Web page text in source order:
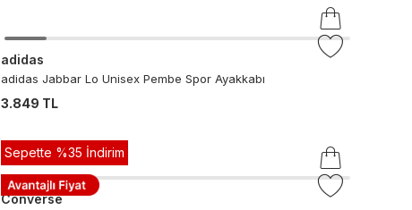
adidas
adidas Jabbar Lo Unisex Pembe Spor Ayakkabı
3.849 TL
Sepette %35 İndirim
Converse